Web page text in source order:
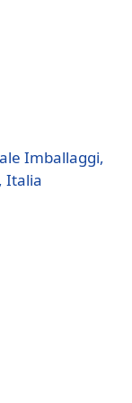
Imballaggi,
Italia